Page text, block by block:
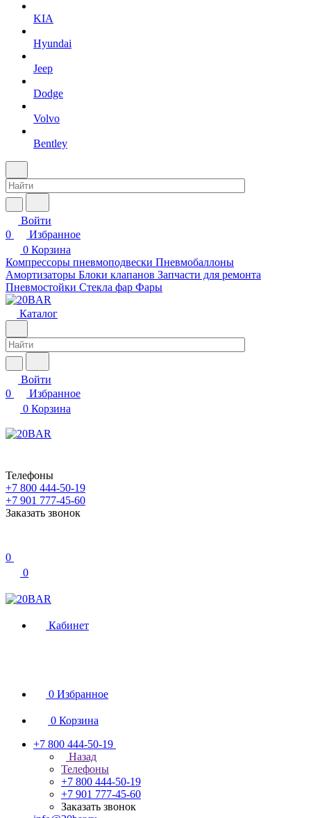
KIA
Hyundai
Jeep
Dodge
Volvo
Bentley
Войти
0
Избранное
0 Корзина
Компрессоры пневмоподвески Пневмобаллоны
Амортизаторы Блоки клапанов Запчасти для ремонта
Пневмостойки Стекла фар Фары
Каталог
Войти
0
Избранное
0 Корзина
Телефоны
+7 800 444-50-19
+7 901 777-45-60
Заказать звонок
0
0
Кабинет
0 Избранное
0 Корзина
+7 800 444-50-19
Назад
Телефоны
+7 800 444-50-19
+7 901 777-45-60
Заказать звонок